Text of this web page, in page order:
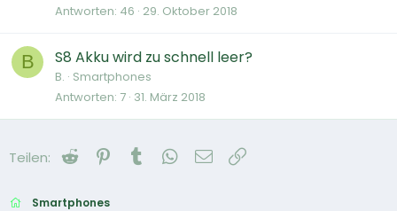
Antworten 46 29. Oktober 2018
B S8 Akku wird zu schnell leer?
B. Smartphones
Antworten 7 31. März 2018
Teilen: Reddit Pinterest
Tumblr WhatsApp
E-Mail
Smartphones